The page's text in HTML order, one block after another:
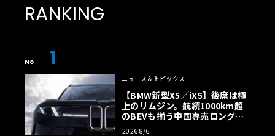
RANKING
No 1
ニュース＆トピックス
【BMW新型X5／iX5】後席は極
上のリムジン。航続1000km超
のBEVも揃う中国専売ロング仕
様の全貌
2026 8/6